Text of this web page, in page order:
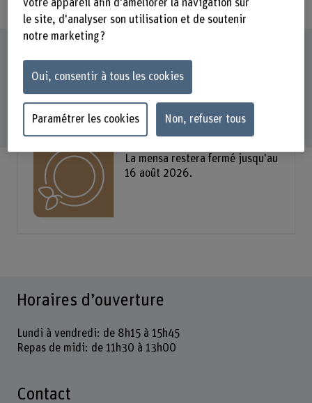
Vendredi, 07.08.2026, 8h15–15h45
La mensa restera fermé jusqu'au
16 août 2026.
Horaires d’ouverture
Lundi à vendredi: de 8h15 à 15h45
Repas de midi: de 11h30 à 13h00
Contact
votre appareil afin d'améliorer la navigation sur
le site, d'analyser son utilisation et de soutenir
notre marketing ?
Oui, consentir à tous les cookies
Paramétrer les cookies Non, refuser tous